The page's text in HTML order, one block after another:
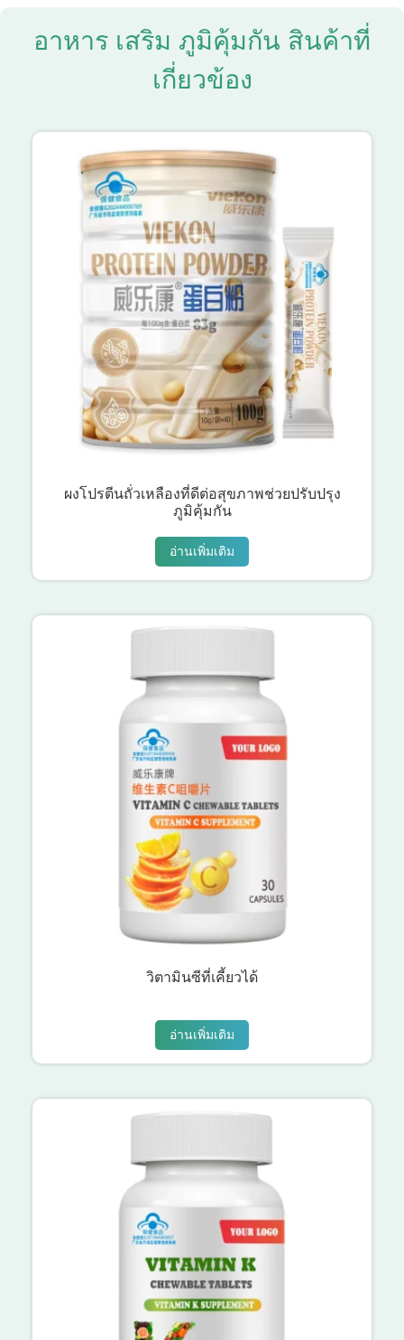
อาหาร เสริม ภูมิคุ้มกัน สินค้าที่
เกี่ยวข้อง
ผงโปรตีนถั่วเหลืองที่ดีต่อสุขภาพช่วยปรับปรุง
ภูมิคุ้มกัน
อ่านเพิ่มเติม
วิตามินซีที่เคี้ยวได้
อ่านเพิ่มเติม